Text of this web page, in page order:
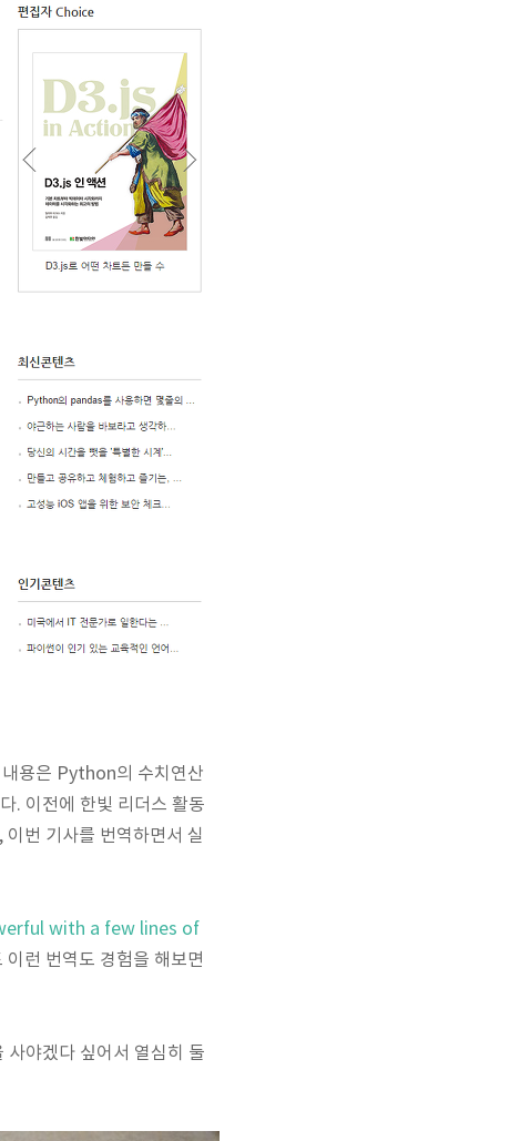
용은 Python의 수치연산
. 이전에 한빛 리더스 활동
번 기사를 번역하면서 실
with a few lines of
런 번역도 경험을 해보면
사야겠다 싶어서 열심히 둘